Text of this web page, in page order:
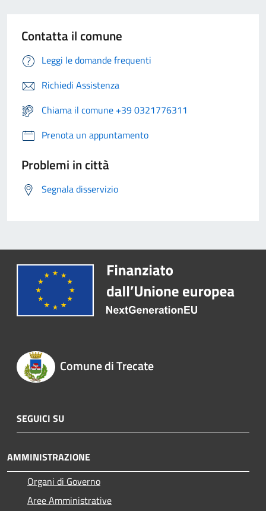
Contatta il comune
Leggi le domande frequenti
Richiedi Assistenza
Chiama il comune +39 0321776311
Prenota un appuntamento
Problemi in città
Segnala disservizio
Comune di Trecate
SEGUICI SU
AMMINISTRAZIONE
Organi di Governo
Aree Amministrative